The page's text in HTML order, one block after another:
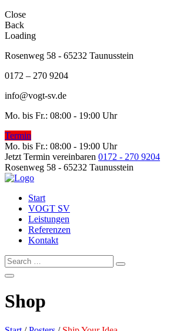
Close
Back
Loading
Rosenweg 58 - 65232 Taunusstein
0172 – 270 9204
info@vogt-sv.de
Mo. bis Fr.: 08:00 - 19:00 Uhr
Termin
Mo. bis Fr.: 08:00 - 19:00 Uhr
Jetzt Termin vereinbaren 0172 - 270 9204
Rosenweg 58 - 65232 Taunusstein
Start
VOGT SV
Leistungen
Referenzen
Kontakt
Shop